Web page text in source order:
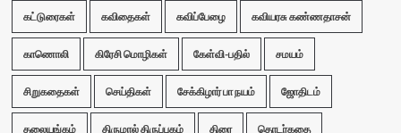
கட்டுரைகள் கவிதைகள் கவிப்பேழை கவியரசு கண்ணதாசன்
காணொலி கிரேசி மொழிகள் கேள்வி-பதில் சமயம்
சிறுகதைகள் செய்திகள் சேக்கிழார் பா நயம் ஜோதிடம்
தலையங்கம் திருமால் திருப்புகழ் திரை தொடர்கதை